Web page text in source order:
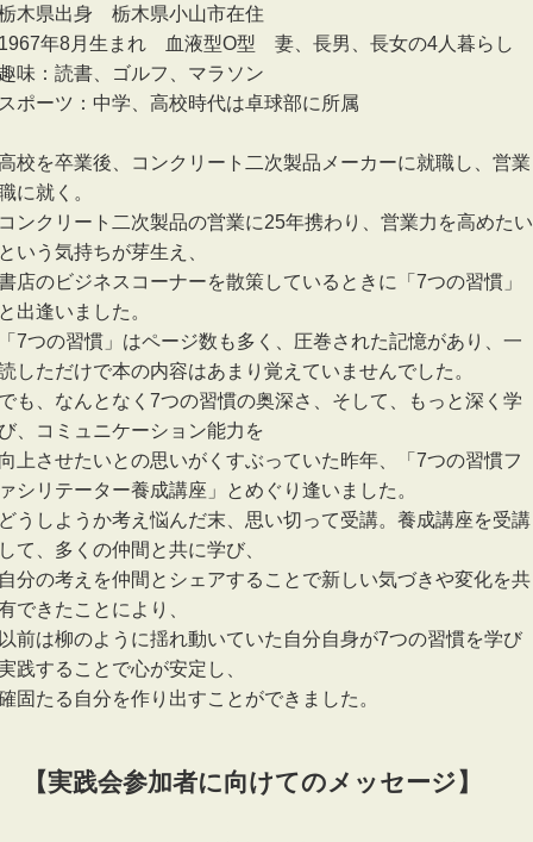
木県出身 栃木県小山市在住
年8月生まれ 血液型O型 妻、長男、長女の4人暮らし
味：読書、ゴルフ、マラソン
ポーツ：中学、高校時代は卓球部に所属
校を卒業後、コンクリート二次製品メーカーに就職し、営業
に就く。
ンクリート二次製品の営業に25年携わり、営業力を高めたい
いう気持ちが芽生え、
店のビジネスコーナーを散策しているときに「7つの習慣」
出逢いました。
7つの習慣」はページ数も多く、圧巻された記憶があり、一
しただけで本の内容はあまり覚えていませんでした。
も、なんとなく7つの習慣の奥深さ、そして、もっと深く学
、コミュニケーション能力を
上させたいとの思いがくすぶっていた昨年、「7つの習慣フ
シリテーター養成講座」とめぐり逢いました。
うしようか考え悩んだ末、思い切って受講。養成講座を受講
て、多くの仲間と共に学び、
分の考えを仲間とシェアすることで新しい気づきや変化を共
できたことにより、
前は柳のように揺れ動いていた自分自身が7つの習慣を学び
践することで心が安定し、
固たる自分を作り出すことができました。
【実践会参加者に向けてのメッセージ】